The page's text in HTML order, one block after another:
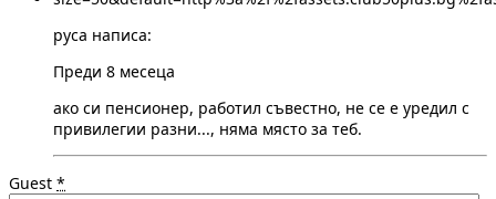
русa написа:
Преди 8 месеца
ако си пенсионер, работил съвестно, не се е уредил с
привилегии разни..., няма място за теб.
Guest *